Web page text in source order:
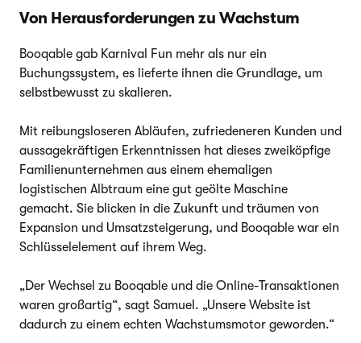
Von Herausforderungen zu Wachstum
Booqable gab Karnival Fun mehr als nur ein
Buchungssystem, es lieferte ihnen die Grundlage, um
selbstbewusst zu skalieren.
Mit reibungsloseren Abläufen, zufriedeneren Kunden und
aussagekräftigen Erkenntnissen hat dieses zweiköpfige
Familienunternehmen aus einem ehemaligen
logistischen Albtraum eine gut geölte Maschine
gemacht. Sie blicken in die Zukunft und träumen von
Expansion und Umsatzsteigerung, und Booqable war ein
Schlüsselelement auf ihrem Weg.
„Der Wechsel zu Booqable und die Online-Transaktionen
waren großartig“, sagt Samuel. „Unsere Website ist
dadurch zu einem echten Wachstumsmotor geworden.“